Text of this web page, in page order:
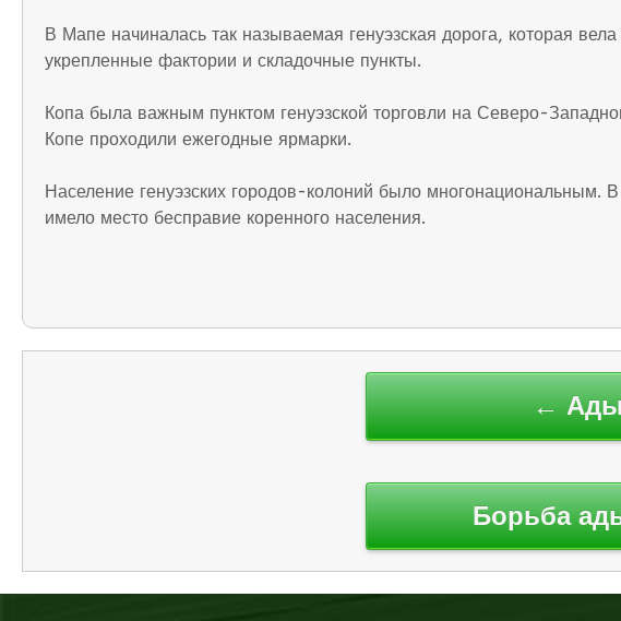
В Мапе начиналась так называемая генуэзская дорога, которая
укрепленные фактории и складочные пункты.
Копа была важным пунктом генуэзской торговли на Северо-
Копе проходили ежегодные ярмарки.
Население генуэзских городов-колоний было
имело место бесправие коренного населения.
Борьба
←